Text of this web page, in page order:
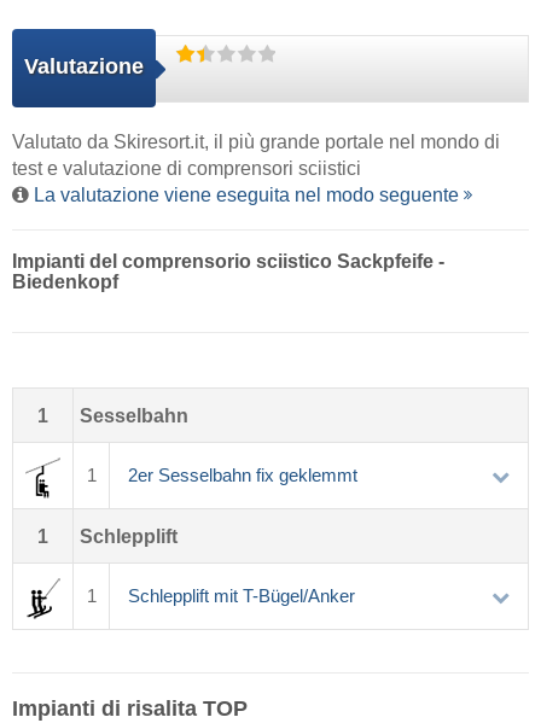
Valutazione
Valutato da Skiresort.it, il più grande portale nel mondo di
test e valutazione di comprensori sciistici
La valutazione viene eseguita nel modo seguente
Impianti del comprensorio sciistico Sackpfeife -
Biedenkopf
1 Sesselbahn
1 2er Sesselbahn fix geklemmt
1 Schlepplift
1 Schlepplift mit T-Bügel/Anker
Impianti di risalita TOP